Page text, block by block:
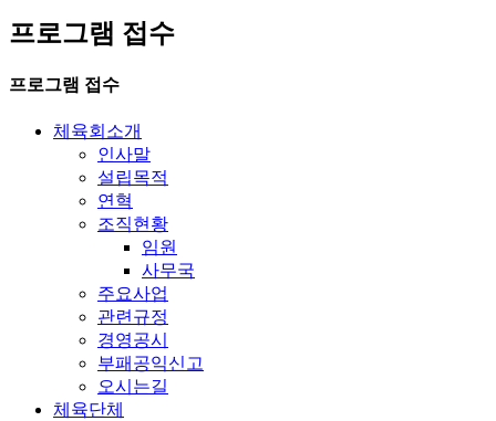
프로그램 접수
프로그램 접수
체육회소개
인사말
설립목적
연혁
조직현황
임원
사무국
주요사업
관련규정
경영공시
부패공익신고
오시는길
체육단체